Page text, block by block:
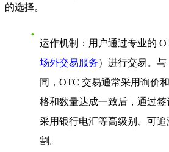
的选择。
运作机制
：用户通过专业的
场外交易服务）进行交易。
同，OTC 交易通常采用询价
格和数量达成一致后，通过
采用银行电汇等高级别、可
割。